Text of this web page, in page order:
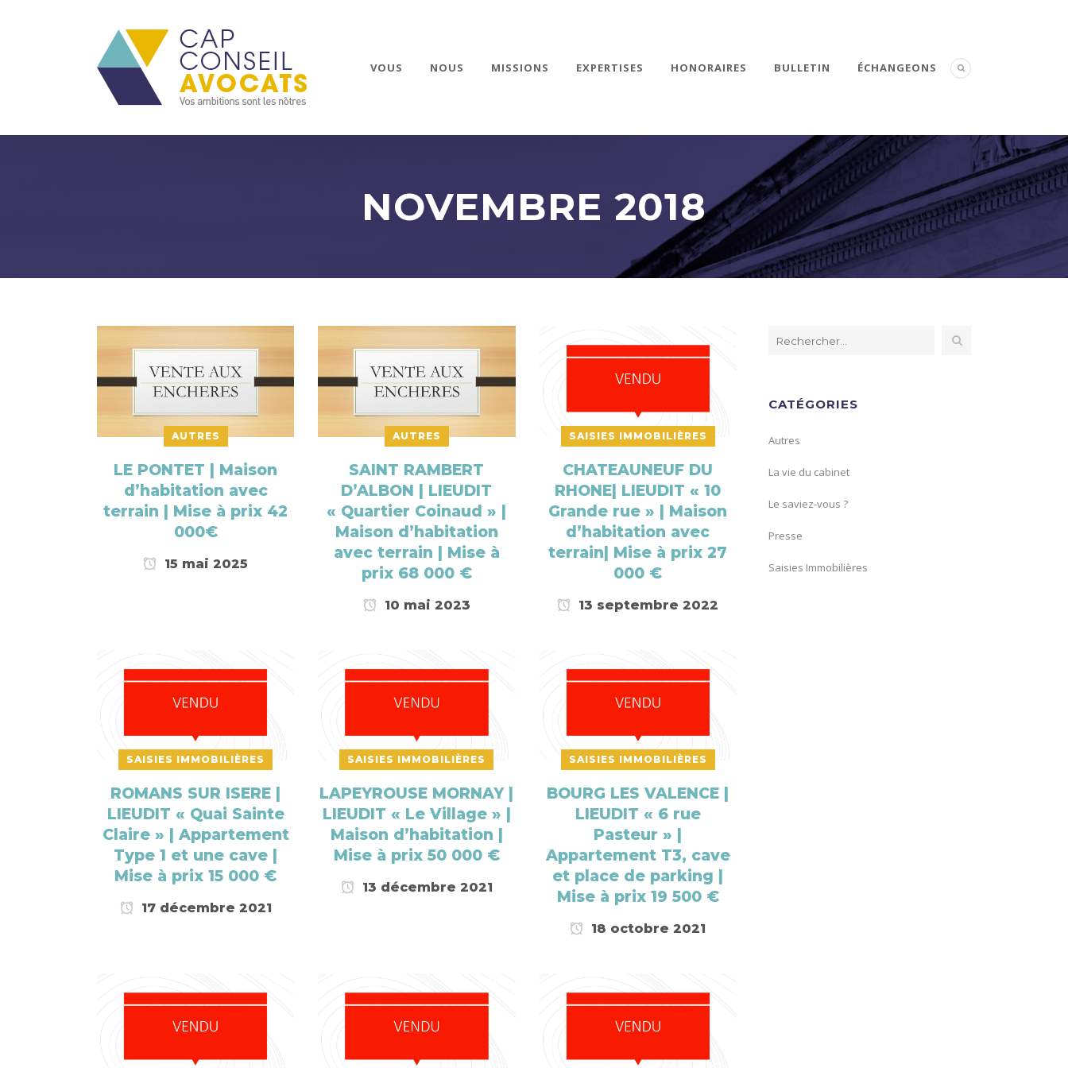
VOUS NOUS MISSIONS EXPERTISES HONORAIRES BULLETIN ÉCHANGEONS
NOVEMBRE 2018
AUTRES
LE PONTET | Maison
d’habitation avec
terrain | Mise à prix 42
000€
15 mai 2025
AUTRES
SAINT RAMBERT
D’ALBON | LIEUDIT
« Quartier Coinaud » |
Maison d’habitation
avec terrain | Mise à
prix 68 000 €
10 mai 2023
SAISIES IMMOBILIÈRES
CHATEAUNEUF DU
RHONE| LIEUDIT « 10
Grande rue » | Maison
d’habitation avec
terrain| Mise à prix 27
000 €
13 septembre 2022
SAISIES IMMOBILIÈRES
ROMANS SUR ISERE |
LIEUDIT « Quai Sainte
Claire » | Appartement
Type 1 et une cave |
Mise à prix 15 000 €
17 décembre 2021
SAISIES IMMOBILIÈRES
LAPEYROUSE MORNAY |
LIEUDIT « Le Village » |
Maison d’habitation |
Mise à prix 50 000 €
13 décembre 2021
SAISIES IMMOBILIÈRES
BOURG LES VALENCE |
LIEUDIT « 6 rue
Pasteur » |
Appartement T3, cave
et place de parking |
Mise à prix 19 500 €
18 octobre 2021
CATÉGORIES
Autres
La vie du cabinet
Le saviez-vous ?
Presse
Saisies Immobilières